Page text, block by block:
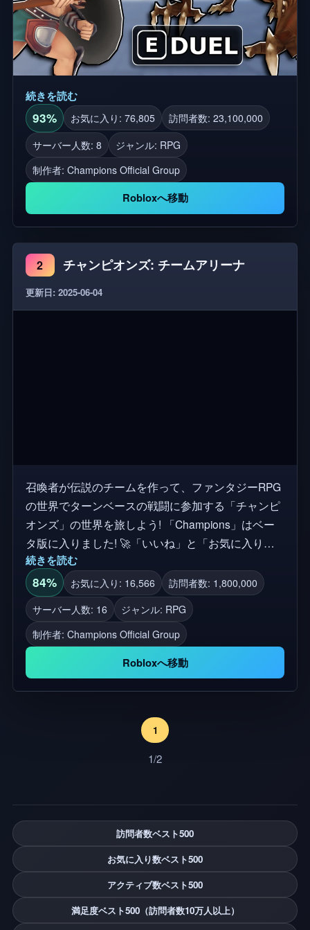
続きを読む
93% お気に入り: 76,805
訪問者数: 23,100,000
サーバー人数: 8
ジャンル: RPG
制作者: Champions Official Group
Robloxへ移動
2 チャンピオンズ: チームアリーナ
更新日: 2025-06-04
召喚者が伝説のチームを作って、ファンタジーRPG
の世界でターンベースの戦闘に参加する「チャンピ
オンズ」の世界を旅しよう! 「Champions」はベー
タ版に入りました! 🚀「いいね」と「お気に入り」
を残して応援してください。 注:ベータ期間中の進
行状況は、ゲームがリリースされると保持されま
す。 プレイ方法: 🌎 ステージを探索し、ターン制の
チームデュアルで敵と強力なボスを倒す ⚜️ユニーク
なチャンピオンコンポーションでチームを作ろう 🌠
儀式サークルで強力なチャンピオンを召喚して手伝
いましょう 🗡️ ハントとアドベンチャーから階層化
されたギアを入手して、チャンピオンを装備してパ
ニークなスキルセットを向上させましょう ⚔️PvPア
マップ: ☠️ もっとボスを狩る 🏯 ギルドとコラボ戦争
続きを読む
84% お気に入り: 16,566
訪問者数: 1,800,000
サーバー人数: 16
ジャンル: RPG
制作者: Champions Official Group
Robloxへ移動
1
1/2
訪問者数ベスト500
お気に入り数ベスト500
アクティブ数ベスト500
満足度ベスト500（訪問者数10万人以上）